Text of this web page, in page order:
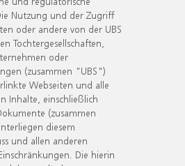
Nutzung und der Zugriff
oder andere von der UBS
Tochtergesellschaften,
oder
(zusammen "UBS")
Webseiten und alle
Inhalte, einschließlich
(zusammen
diesem
und allen anderen
Die hierin